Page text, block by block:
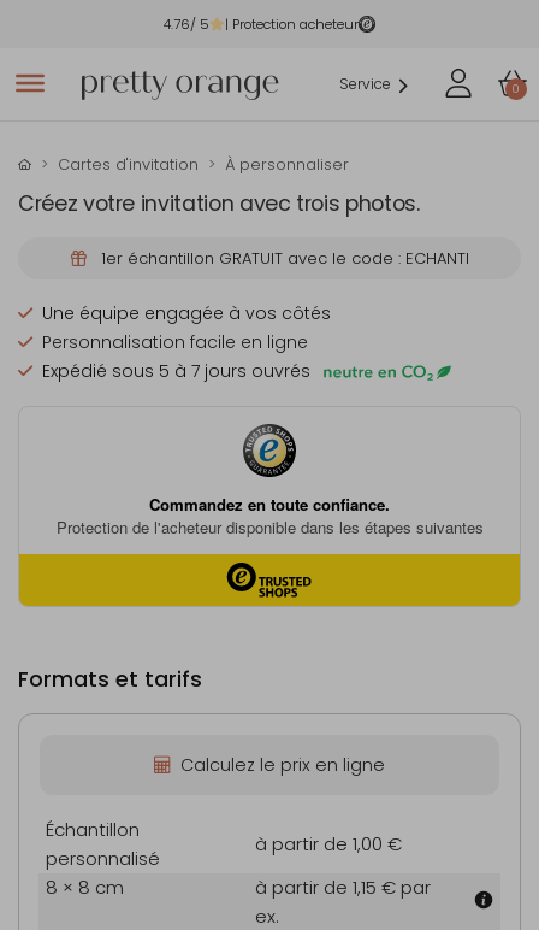
4.76/ 5 | Protection acheteur
Service 0
Cartes d'invitation À personnaliser
Créez votre invitation avec trois photos.
1er échantillon GRATUIT avec le code : ECHANTI
Une équipe engagée à vos côtés
Personnalisation facile en ligne
Expédié sous 5 à 7 jours ouvrés
Formats et tarifs
Calculez le prix en ligne
Échantillon
personnalisé
à partir de 1,00 €
8 × 8 cm
à partir de 1,15 € par
ex.